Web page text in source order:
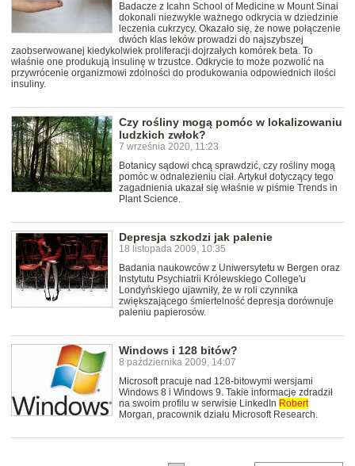
Badacze z Icahn School of Medicine w Mount Sinai
dokonali niezwykle ważnego odkrycia w dziedzinie
leczenia cukrzycy. Okazało się, że nowe połączenie
dwóch klas leków prowadzi do najszybszej
zaobserwowanej kiedykolwiek proliferacji dojrzałych komórek beta. To
właśnie one produkują insulinę w trzustce. Odkrycie to może pozwolić na
przywrócenie organizmowi zdolności do produkowania odpowiednich ilości
insuliny.
Czy rośliny mogą pomóc w lokalizowaniu
ludzkich zwłok?
7 września 2020, 11:23
Botanicy sądowi chcą sprawdzić, czy rośliny mogą
pomóc w odnalezieniu ciał. Artykuł dotyczący tego
zagadnienia ukazał się właśnie w piśmie Trends in
Plant Science.
Depresja szkodzi jak palenie
18 listopada 2009, 10:35
Badania naukowców z Uniwersytetu w Bergen oraz
Instytutu Psychiatrii Królewskiego College'u
Londyńskiego ujawniły, że w roli czynnika
zwiększającego śmiertelność depresja dorównuje
paleniu papierosów.
Windows i 128 bitów?
8 października 2009, 14:07
Microsoft pracuje nad 128-bitowymi wersjami
Windows 8 i Windows 9. Takie informacje zdradził
na swoim profilu w serwisie LinkedIn Robert
Morgan, pracownik działu Microsoft Research.